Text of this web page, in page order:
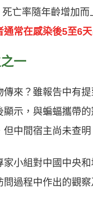
亡率隨年齡增加而
常在感染後5至6
一
傳來？雖報告中有
示，與蝙蝠攜帶
中間宿主尚未查明
小組對中國中央
過程中作出的觀察